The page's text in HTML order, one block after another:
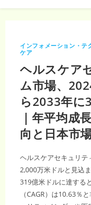
インフォメーション・テ
ケア
ヘルスケア
ム市場、
ら2033年に
｜年平均成
向と日本市
ヘルスケアセキュリ
2,000万米ドルと見込
319億米ドルに達する
（CAGR）は10.63％